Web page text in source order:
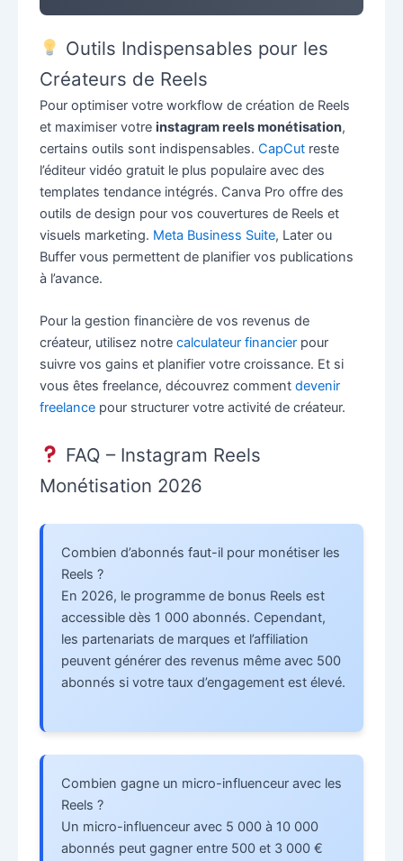
Outils Indispensables pour les
Créateurs de Reels
Pour optimiser votre workflow de création de Reels
et maximiser votre instagram reels monétisation,
certains outils sont indispensables. CapCutreste
l’éditeur vidéo gratuit le plus populaire avec des
templates tendance intégrés. Canva Pro offre des
outils de design pour vos couvertures de Reels et
visuels marketing. Meta Business Suite, Later ou
Buffer vous permettent de planifier vos publications
à l’avance.
Pour la gestion financière de vos revenus de
créateur, utilisez notre calculateur financierpour
suivre vos gains et planifier votre croissance. Et si
vous êtes freelance, découvrez comment devenir
freelancepour structurer votre activité de créateur.
FAQ – Instagram Reels
Monétisation 2026
Combien d’abonnés faut-il pour monétiser les
Reels ?
En 2026, le programme de bonus Reels est
accessible dès 1 000 abonnés. Cependant,
les partenariats de marques et l’affiliation
peuvent générer des revenus même avec 500
abonnés si votre taux d’engagement est élevé.
Combien gagne un micro-influenceur avec les
Reels ?
Un micro-influenceur avec 5 000 à 10 000
abonnés peut gagner entre 500 et 3 000 €